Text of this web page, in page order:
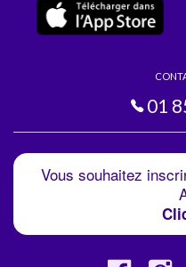
01
Vous souhaitez